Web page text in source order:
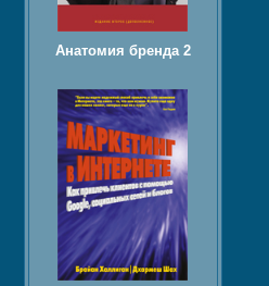
Анатомия бренда 2